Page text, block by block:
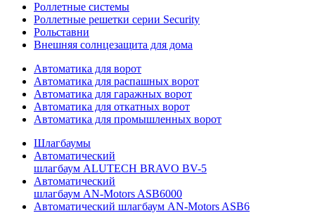
Роллетные системы
Роллетные решетки серии Security
Рольставни
Внешняя солнцезащита для дома
Автоматика для ворот
Автоматика для распашных ворот
Автоматика для гаражных ворот
Автоматика для откатных ворот
Автоматика для промышленных ворот
Шлагбаумы
Автоматический
шлагбаум ALUTECH BRAVO BV-5
Автоматический
шлагбаум AN-Motors ASB6000
Автоматический шлагбаум AN-Motors ASB6